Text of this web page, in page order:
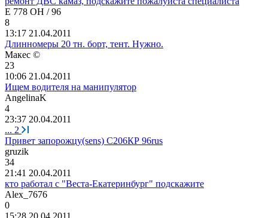
Е 778 ОН / 96
8
13:17 21.04.2011
Длинномеры 20 тн. борт, тент. Нужно.
Макес ©
23
10:06 21.04.2011
Ищем водителя на манипулятор
AngelinaK
4
23:37 20.04.2011
... 2
Привет запорожцу(sens) С206КР 96rus
gruzik
34
21:41 20.04.2011
кто работал с "Веста-Екатеринбург" подскажите
Alex_7676
0
15:28 20.04.2011